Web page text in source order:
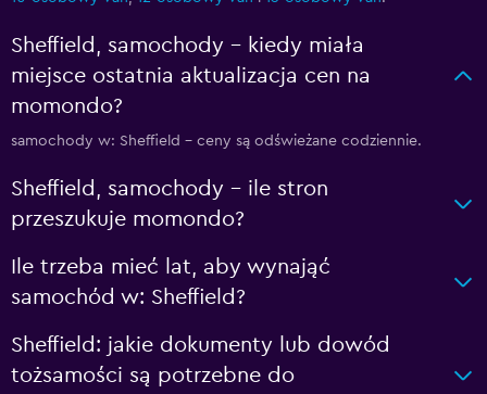
Sheffield, samochody – kiedy miała
miejsce ostatnia aktualizacja cen na
momondo?
samochody w: Sheffield – ceny są odświeżane codziennie.
Sheffield, samochody – ile stron
przeszukuje momondo?
Ile trzeba mieć lat, aby wynająć
samochód w: Sheffield?
Sheffield: jakie dokumenty lub dowód
tożsamości są potrzebne do